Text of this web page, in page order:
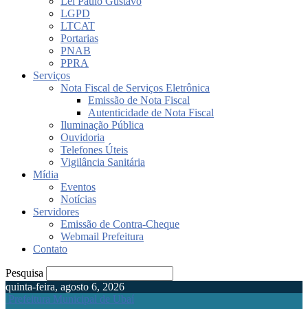
LGPD
LTCAT
Portarias
PNAB
PPRA
Serviços
Nota Fiscal de Serviços Eletrônica
Emissão de Nota Fiscal
Autenticidade de Nota Fiscal
Iluminação Pública
Ouvidoria
Telefones Úteis
Vigilância Sanitária
Mídia
Eventos
Notícias
Servidores
Emissão de Contra-Cheque
Webmail Prefeitura
Contato
Pesquisa
quinta-feira, agosto 6, 2026
Prefeitura Municipal de Ubaí